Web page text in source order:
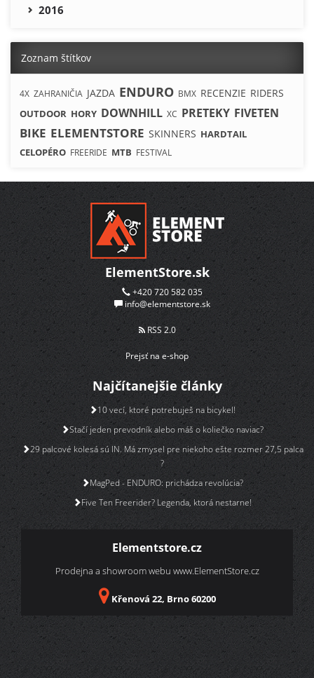
2016
Zoznam štítkov
4X ZAHRANIČIA JAZDA ENDURO BMX RECENZIE RIDERS
OUTDOOR HORY DOWNHILL XC PRETEKY FIVETEN
BIKE ELEMENTSTORE SKINNERS HARDTAIL
CELOPÉRO FREERIDE MTB FESTIVAL
ElementStore.sk
+420 720 582 035
info@elementstore.sk
RSS 2.0
Prejsť na e-shop
Najčítanejšie články
10 vecí, ktoré potrebuješ na bicykel!
Stačí jeden prevodník alebo máš o koliečko naviac?
29 palcové kolesá sú IN. Má zmysel pre niekoho ešte rozmer 27,5 palca
?
MagPed - ENDURO: prichádza revolúcia?
Five Ten Freerider? Legenda, ktorá nestarne!
Elementstore.cz
Prodejna a showroom webu www.ElementStore.cz
Křenová 22, Brno 60200